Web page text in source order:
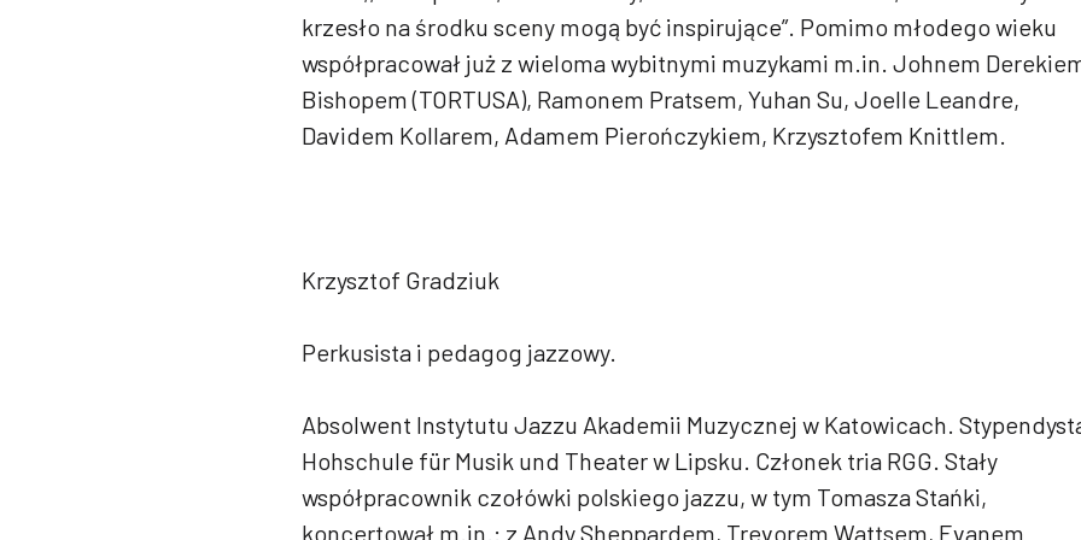
krzesło na środku sceny mogą być inspirujące”. Pomimo młodego wieku
współpracował już z wieloma wybitnymi muzykami m.in. Johnem
Bishopem (TORTUSA), Ramonem Pratsem, Yuhan Su, Joelle Leandre,
Davidem Kollarem, Adamem Pierończykiem, Krzysztofem Knittlem.
Krzysztof Gradziuk
Perkusista i pedagog jazzowy.
Absolwent Instytutu Jazzu Akademii Muzycznej w Katowicach.
Hohschule für Musik und Theater w Lipsku. Członek tria RGG. Stały
współpracownik czołówki polskiego jazzu, w tym Tomasza Stańki,
koncertował m.in.: z Andy Sheppardem, Trevorem Wattsem, Evanem